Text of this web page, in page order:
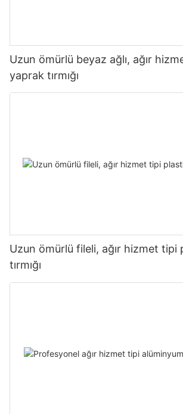
Uzun ömürlü beyaz ağlı, ağır
yaprak tırmığı
Uzun ömürlü fileli, ağır hizmet tipi
tırmığı